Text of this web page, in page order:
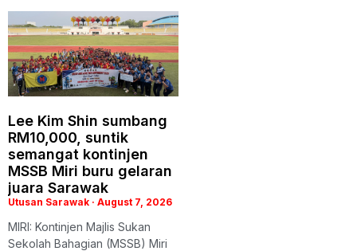
Lee Kim Shin sumbang
RM10,000, suntik
semangat kontinjen
MSSB Miri buru gelaran
juara Sarawak
Utusan Sarawak August 7, 2026
MIRI: Kontinjen Majlis Sukan
Sekolah Bahagian (MSSB) Miri